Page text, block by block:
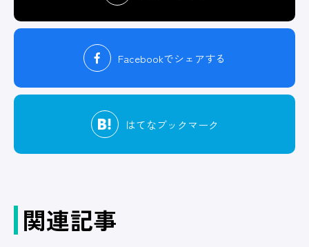
Facebookでシェアする
はてなブックマーク
関連記事